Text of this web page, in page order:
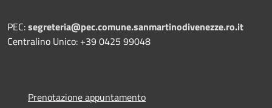
PEC:segreteria@pec.comune.sanmartinodivenezze.ro.it
Centralino Unico: +39 0425 99048
Prenotazione appuntamento